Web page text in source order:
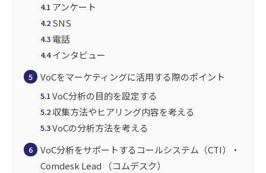
4.1 アンケート
4.2 SNS
4.3 電話
4.4 インタビュー
5 VoCをマーケティングに活用する際のポイント
5.1 VoC分析の目的を設定する
5.2 収集方法やヒアリング内容を考える
5.3VoCの分析方法を考える
6
VoC分析をサポートするコールシステム（CTI）・
Comdesk Lead （コムデスク）